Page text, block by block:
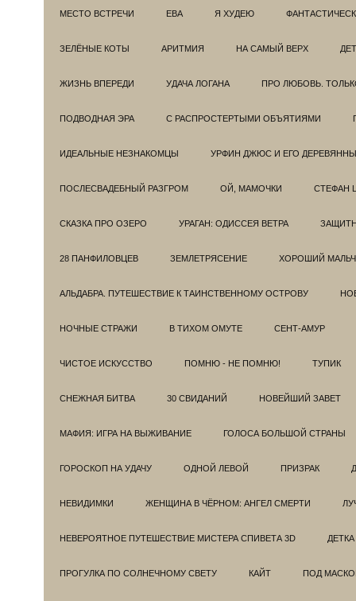
МЕСТО ВСТРЕЧИ ЕВА Я ХУДЕЮ
ЗЕЛЁНЫЕ КОТЫ АРИТМИЯ НА САМЫЙ ВЕРХ
ЖИЗНЬ ВПЕРЕДИ УДАЧА ЛОГАНА ПРО ЛЮБОВЬ.
ПОДВОДНАЯ ЭРА С РАСПРОСТЕРТЫМИ ОБЪЯТИЯМИ
ИДЕАЛЬНЫЕ НЕЗНАКОМЦЫ УРФИН ДЖЮС И ЕГО
ПОСЛЕСВАДЕБНЫЙ РАЗГРОМ ОЙ, МАМОЧКИ СТЕФАН
СКАЗКА ПРО ОЗЕРО УРАГАН: ОДИССЕЯ ВЕТРА
28 ПАНФИЛОВЦЕВ ЗЕМЛЕТРЯСЕНИЕ ХОРОШИЙ
АЛЬДАБРА. ПУТЕШЕСТВИЕ К ТАИНСТВЕННОМУ ОСТРОВУ
НОЧНЫЕ СТРАЖИ В ТИХОМ ОМУТЕ СЕНТ-АМУР
ЧИСТОЕ ИСКУССТВО ПОМНЮ - НЕ ПОМНЮ! ТУПИК
СНЕЖНАЯ БИТВА 30 СВИДАНИЙ НОВЕЙШИЙ ЗАВЕТ
МАФИЯ: ИГРА НА ВЫЖИВАНИЕ ГОЛОСА БОЛЬШОЙ СТРАНЫ
ГОРОСКОП НА УДАЧУ ОДНОЙ ЛЕВОЙ ПРИЗРАК
НЕВИДИМКИ ЖЕНЩИНА В ЧЁРНОМ: АНГЕЛ СМЕРТИ
НЕВЕРОЯТНОЕ ПУТЕШЕСТВИЕ МИСТЕРА СПИВЕТА 3D ДЕТКА
ПРОГУЛКА ПО СОЛНЕЧНОМУ СВЕТУ КАЙТ ПОД